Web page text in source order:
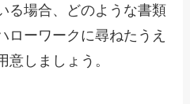
る場合、どのような書類
ローワークに尋ねたうえ
意しましょう。